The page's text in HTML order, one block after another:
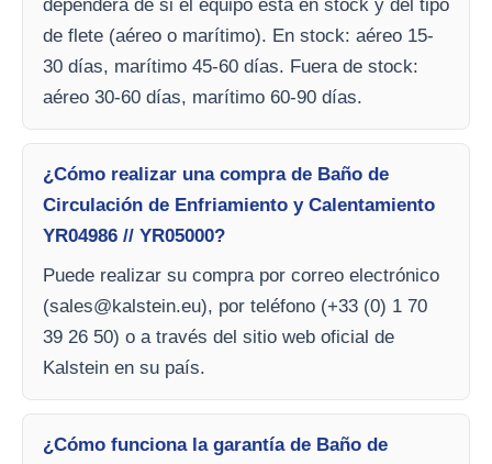
dependerá de si el equipo está en stock y del tipo
de flete (aéreo o marítimo). En stock: aéreo 15-
30 días, marítimo 45-60 días. Fuera de stock:
aéreo 30-60 días, marítimo 60-90 días.
¿Cómo realizar una compra de Baño de
Circulación de Enfriamiento y Calentamiento
YR04986 // YR05000?
Puede realizar su compra por correo electrónico
(sales@kalstein.eu), por teléfono (+33 (0) 1 70
39 26 50) o a través del sitio web oficial de
Kalstein en su país.
¿Cómo funciona la garantía de Baño de